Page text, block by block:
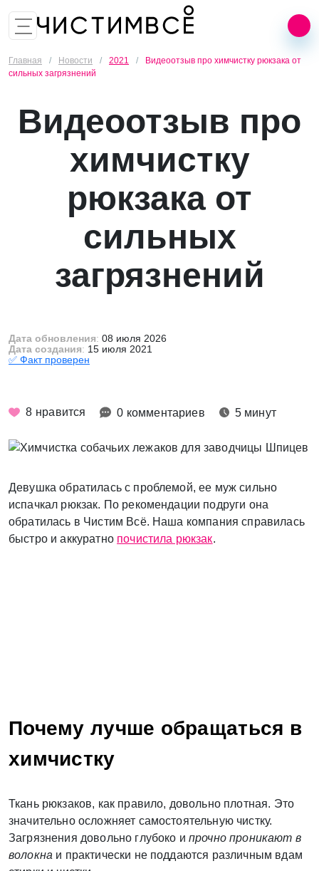
8 (499) 455-02-25
Заказать звонок
Главная / Новости / 2021 /
Видеоотзыв про химчистку рюкзака от
сильных загрязнений
Видеоотзыв про
химчистку
рюкзака от
сильных
загрязнений
Дата обновления: 08 июля 2026
Дата создания: 15 июля 2021
✅ Факт проверен
8 нравится 0 комментариев 5 минут
Девушка обратилась с проблемой, ее муж сильно
испачкал рюкзак. По рекомендации подруги она
обратилась в Чистим Всё. Наша компания справилась
быстро и аккуратно почистила рюкзак.
Почему лучше обращаться в
химчистку
Ткань рюкзаков, как правило, довольно плотная. Это
значительно осложняет самостоятельную чистку.
Загрязнения довольно глубоко и прочно проникают в
волокна и практически не поддаются различным вдам